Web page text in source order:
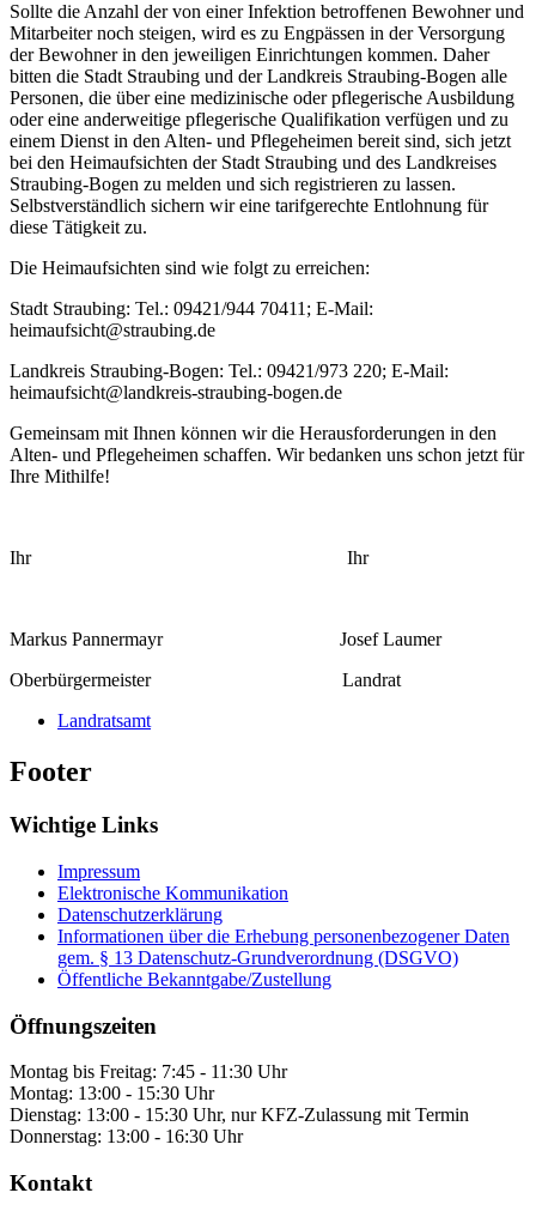
Sollte die Anzahl der von einer Infektion betroffenen Bewohner und
Mitarbeiter noch steigen, wird es zu Engpässen in der Versorgung
der Bewohner in den jeweiligen Einrichtungen kommen. Daher
bitten die Stadt Straubing und der Landkreis Straubing-Bogen alle
Personen, die über eine medizinische oder pflegerische Ausbildung
oder eine anderweitige pflegerische Qualifikation verfügen und zu
einem Dienst in den Alten- und Pflegeheimen bereit sind, sich jetzt
bei den Heimaufsichten der Stadt Straubing und des Landkreises
Straubing-Bogen zu melden und sich registrieren zu lassen.
Selbstverständlich sichern wir eine tarifgerechte Entlohnung für
diese Tätigkeit zu.
Die Heimaufsichten sind wie folgt zu erreichen:
Stadt Straubing: Tel.: 09421/944 70411; E-Mail:
heimaufsicht@straubing.de
Landkreis Straubing-Bogen: Tel.: 09421/973 220; E-Mail:
heimaufsicht@landkreis-straubing-bogen.de
Gemeinsam mit Ihnen können wir die Herausforderungen in den
Alten- und Pflegeheimen schaffen. Wir bedanken uns schon jetzt für
Ihre Mithilfe!
Ihr Ihr
Markus Pannermayr Josef Laumer
Oberbürgermeister Landrat
Landratsamt
Footer
Wichtige Links
Impressum
Elektronische Kommunikation
Datenschutzerklärung
Informationen über die Erhebung personenbezogener Daten
gem. § 13 Datenschutz-Grundverordnung (DSGVO)
Öffentliche Bekanntgabe/Zustellung
Öffnungszeiten
Montag bis Freitag: 7:45 - 11:30 Uhr
Montag: 13:00 - 15:30 Uhr
Dienstag: 13:00 - 15:30 Uhr, nur KFZ-Zulassung mit Termin
Donnerstag: 13:00 - 16:30 Uhr
Kontakt